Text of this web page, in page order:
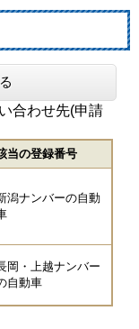
合わせ先(申請
当の登録番号
潟ナンバーの自動
岡・上越ナンバー
自動車